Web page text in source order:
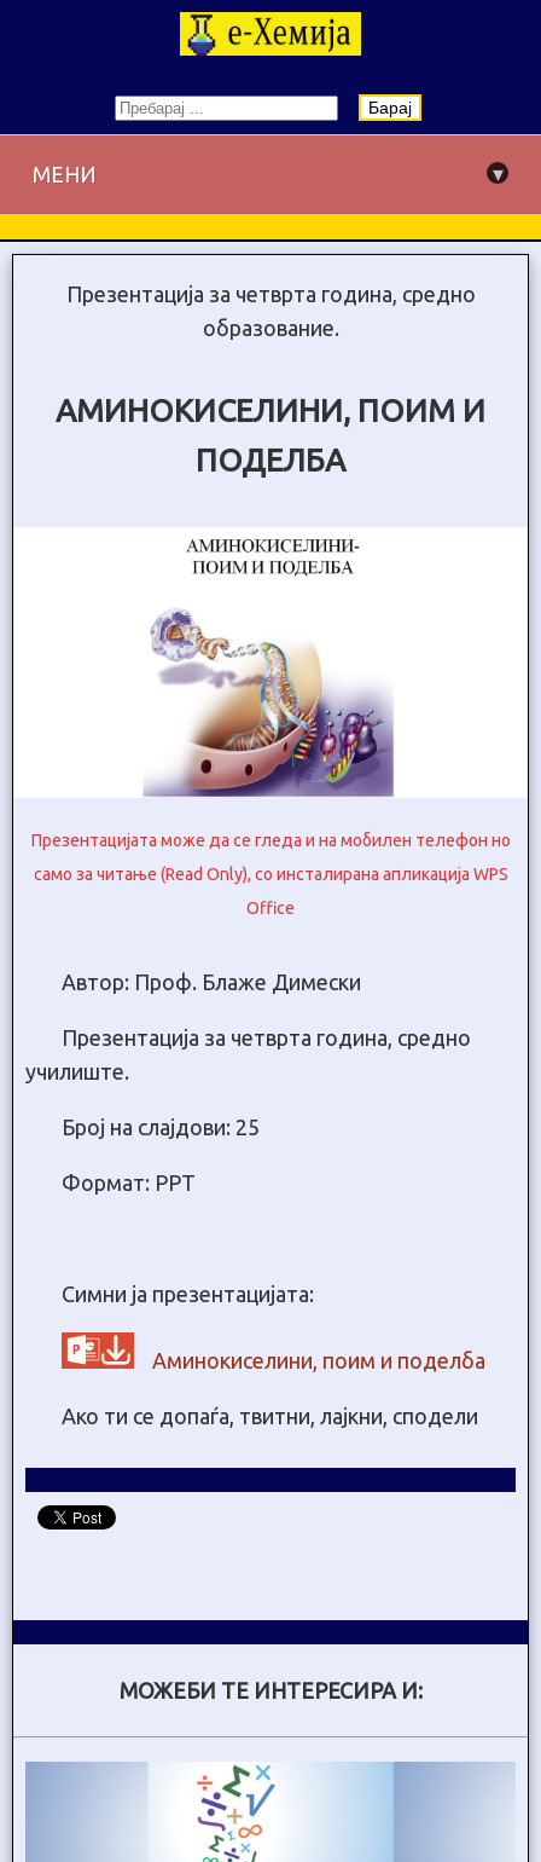
Барај
МЕНИ ▾
Презентација за четврта година, средно
образование.
АМИНОКИСЕЛИНИ, ПОИМ И
ПОДЕЛБА
Презентацијата може да се гледа и на мобилен телефон но
само за читање (Read Only), со инсталирана апликација WPS
Office
Автор: Проф. Блаже Димески
Презентација за четврта година, средно
училиште.
Број на слајдови: 25
Формат: PPT
Симни ја презентацијата:
Аминокиселини, поим и поделба
Ако ти се допаѓа, твитни, лајкни, сподели
МОЖЕБИ ТЕ ИНТЕРЕСИРА И: